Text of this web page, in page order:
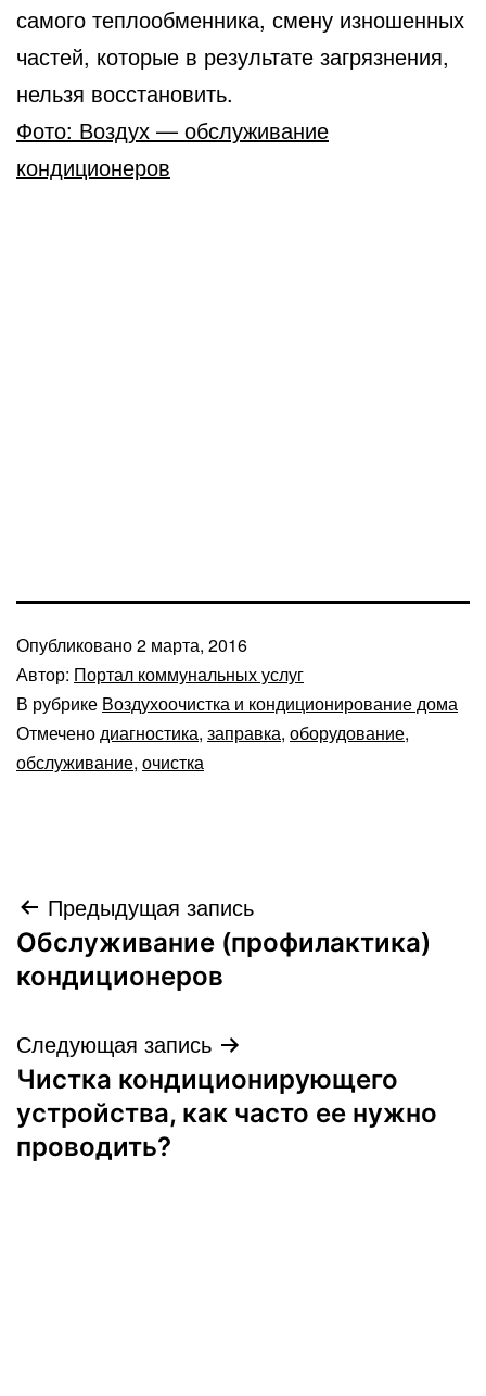
самого теплообменника, смену изношенных
частей, которые в результате загрязнения,
нельзя восстановить.
Фото: Воздух — обслуживание
кондиционеров
Опубликовано2 марта, 2016
Автор: Портал коммунальных услуг
В рубрике Воздухоочистка и кондиционирование дома
Отмечено диагностика, заправка, оборудование,
обслуживание, очистка
Навигация
по
Предыдущая запись
Обслуживание (профилактика)
кондиционеров
Следующая запись
Чистка кондиционирующего
устройства, как часто ее нужно
проводить?